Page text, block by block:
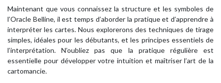
Maintenant que vous connaissez la structure et les symboles de
l’Oracle Belline, il est temps d’aborder la pratique et d’apprendre à
interpréter les cartes. Nous explorerons des techniques de tirage
simples, idéales pour les débutants, et les principes essentiels de
l’interprétation. N’oubliez pas que la pratique régulière est
essentielle pour développer votre intuition et maîtriser l’art de la
cartomancie.